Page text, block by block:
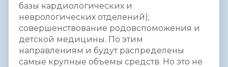
базы кардиологических и
неврологических отделений);
совершенствование родовспоможения и
детской медицины. По этим
направлениям и будут распределены
самые крупные объемы средств. Но это не